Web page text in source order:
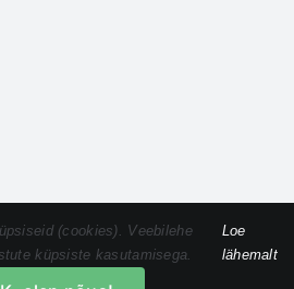
see what's available
(cookies). Veebilehe
küpsiste kasutamisega.
Loe
lähemalt